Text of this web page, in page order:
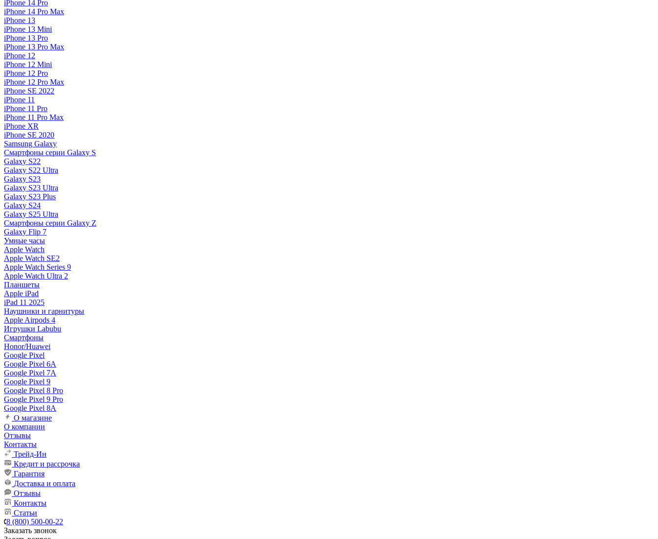
iPhone 14 Pro
iPhone 14 Pro Max
iPhone 13
iPhone 13 Mini
iPhone 13 Pro
iPhone 13 Pro Max
iPhone 12
iPhone 12 Mini
iPhone 12 Pro
iPhone 12 Pro Max
iPhone SE 2022
iPhone 11
iPhone 11 Pro
iPhone 11 Pro Max
iPhone XR
iPhone SE 2020
Samsung Galaxy
Смартфоны серии Galaxy S
Galaxy S22
Galaxy S22 Ultra
Galaxy S23
Galaxy S23 Ultra
Galaxy S23 Plus
Galaxy S24
Galaxy S25 Ultra
Смартфоны серии Galaxy Z
Galaxy Flip 7
Умные часы
Apple Watch
Apple Watch SE2
Apple Watch Series 9
Apple Watch Ultra 2
Планшеты
Apple iPad
iPad 11 2025
Наушники и гарнитуры
Apple Airpods 4
Игрушки Labubu
Смартфоны
Honor/Huawei
Google Pixel
Google Pixel 6A
Google Pixel 7А
Google Pixel 9
Google Pixel 8 Pro
Google Pixel 9 Pro
Google Pixel 8A
О магазине
О компании
Отзывы
Контакты
Трейд-Ин
Кредит и рассрочка
Гарантия
Доставка и оплата
Отзывы
Контакты
Статьи
8 (800) 500-00-22
Заказать звонок